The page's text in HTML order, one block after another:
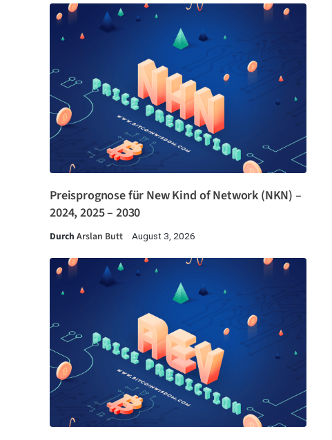
Preisprognose für New Kind of Network (NKN) –
2024, 2025 – 2030
Durch Arslan Butt August 3, 2026